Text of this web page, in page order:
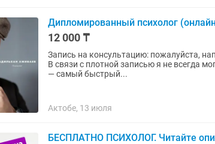
Дипломированный психолог
12 000 ₸
Запись на консультацию: пожалуйста,
В связи с плотной записью я не всегда
— самый быстрый...
Актобе, 13 июля
БЕСПЛАТНО ПСИХОЛОГ. Читайте